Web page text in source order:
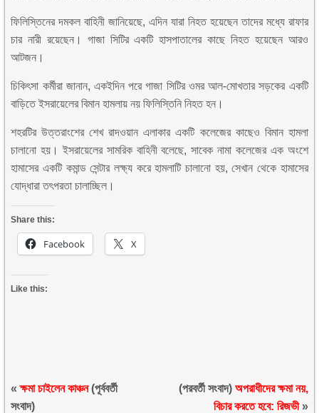
ফিলিস্তিনের দমকল বাহিনী জানিয়েছে, এদিন যারা নিহত হয়েছেন তাদের মধ্যে রাফার
চার নারী রয়েছেন। গাজা সিটির একটি হাসপাতালের কাছে নিহত হয়েছেন আরও
আটজন।
চিকিৎসা কর্মীরা জানান, একইদিন পরে গাজা সিটির ওমর আল-মোখতার সড়কের একটি
বাড়িতে ইসরায়েলের বিমান হামলায় নয় ফিলিস্তিনি নিহত হন।
শহরটির উত্তরাংশের শেখ রাদওয়ান এলাকার একটি কলেজের কাছেও বিমান হামলা
চালানো হয়। ইসরায়েলের সামরিক বাহিনী বলেছে, সাবেক নামা কলেজের এক অংশে
হামাসের একটি কমান্ড সেন্টার লক্ষ্য করে হামলাটি চালানো হয়, সেখান থেকে হামাসের
যোদ্ধারা তৎপরতা চালাচ্ছিল।
Share this:
Facebook X
Like this:
«ক্ষমা চাইলেন কাঞ্চন(পূর্ববর্তী
সংবাদ)
(পরবর্তী সংবাদ) অপরাধীদের ক্ষমা নয়,
বিচার করতে হবে: রিজভী»